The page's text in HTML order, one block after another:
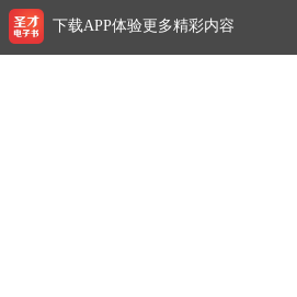
下载APP体验更多精彩内容